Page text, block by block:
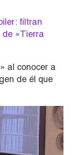
filtran
de «Tierra
al conocer a
de él que